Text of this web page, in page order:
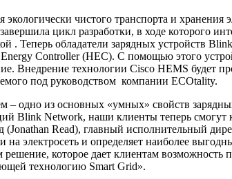
чистого транспорта и хранения
цикл разработки, в ходе которого
. Теперь обладатели зарядных устройств
Controller (HEC). С помощью этого
Внедрение технологии Cisco HEMS
под руководством компании ECOtality.
– одно из основных «умных» свойств
Blink Network, наши клиенты теперь смогут
Read), главный исполнительный
электросеть и определяет наиболее
которое дает клиентам
технологию Smart Grid».